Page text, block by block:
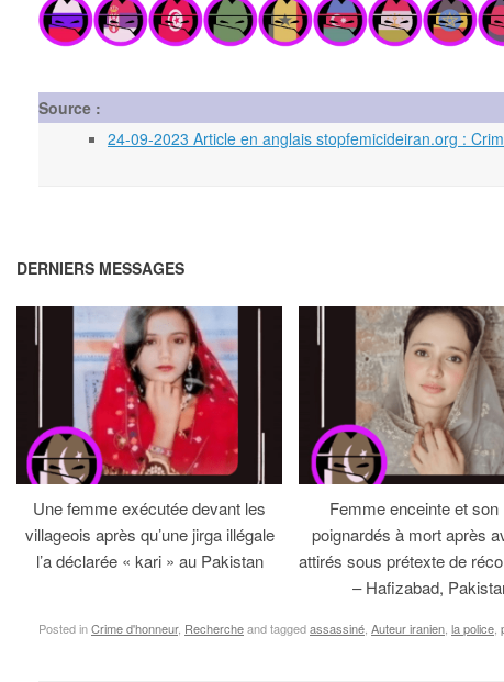
Source :
24-09-2023 Article en anglais stopfemicideiran.org :
DERNIERS MESSAGES
Une femme exécutée devant les
villageois après qu’une jirga illégale
l’a déclarée « kari » au Pakistan
Femme enceinte et son
poignardés à mort après
attirés sous prétexte de
– Hafizabad,
Posted inCrime d'honneur, Rechercheand taggedassassiné Auteur iranien la police